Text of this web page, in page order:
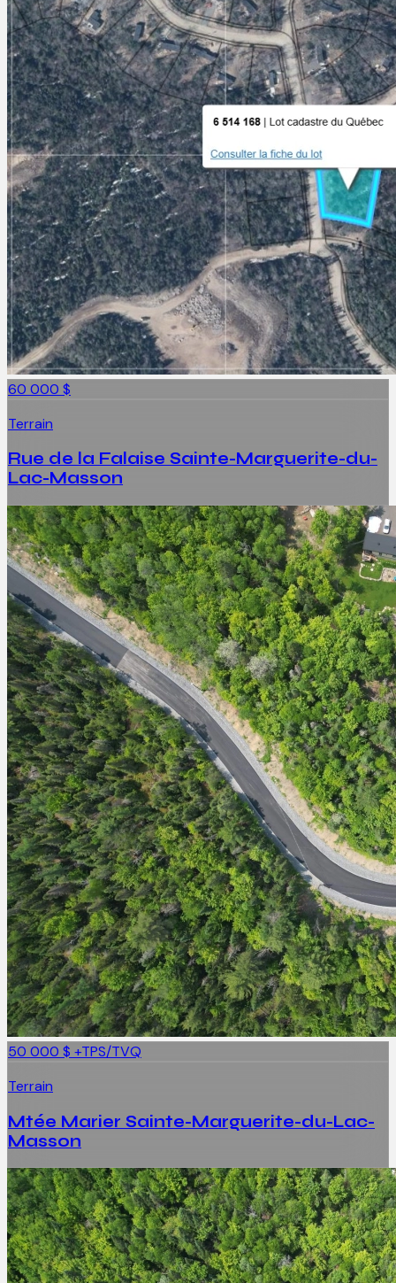
60 000 $
Terrain
Rue de la Falaise Sainte-Marguerite-du-
Lac-Masson
50 000 $ +TPS/TVQ
Terrain
Mtée Marier Sainte-Marguerite-du-Lac-
Masson